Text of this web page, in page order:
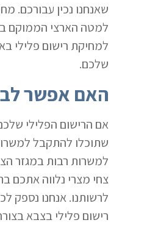
שאנחנו נכין עבורכם.
למטה הארצי הממוקם
למחיקת רישום פלילי
שלכם.
האם אפשר
אם הרישום הפלילי
שתוכלו להתקבל
למשרות רבות במגזר
צחי מצרי נלווה אתכם
לרשותנו. אנחנו נספק
רישום פלילי בצבא